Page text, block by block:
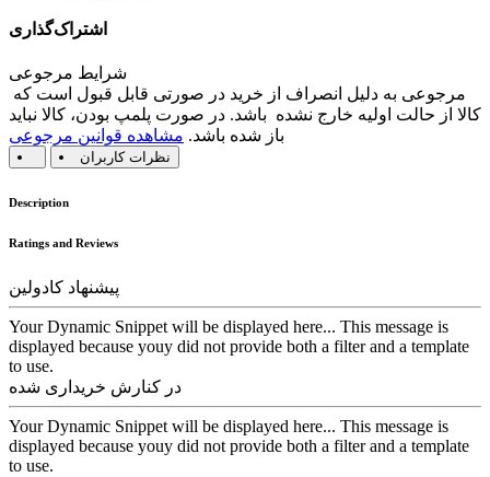
اشتراک‌گذاری
شرایط مرجوعی
کالا از حالت اولیه خارج نشده باشد. در صورت پلمپ بودن، کالا نباید
باز شده باشد. مشاهده قوانین مرجوعی
نظرات کاربران
Description
Ratings and Reviews
پیشنهاد کادولین
Your Dynamic Snippet will be displayed here... This message is
displayed because youy did not provide both a filter and a template
to use.
در کنارش خریداری شده
Your Dynamic Snippet will be displayed here... This message is
displayed because youy did not provide both a filter and a template
to use.